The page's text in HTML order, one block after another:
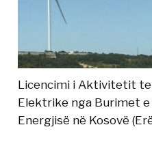
Licencimi i Aktivitetit
Elektrike nga Burimet
Energjisë në Kosovë